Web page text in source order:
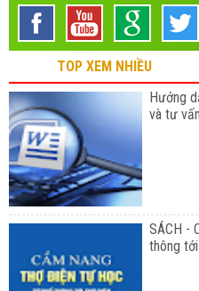
TOP XEM NHIỀU
Hướng
và tư
SÁCH -
thông